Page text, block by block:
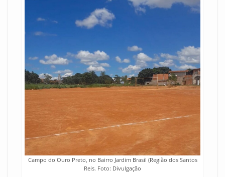
Campo do Ouro Preto, no Bairro Jardim Brasil (Região dos Santos
Reis. Foto: Divulgação